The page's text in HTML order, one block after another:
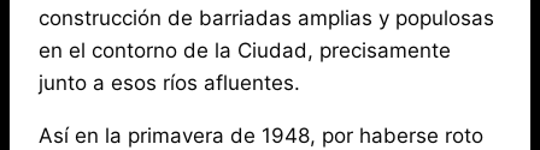
construcción de barriadas amplias y populosas
en el contorno de la Ciudad, precisamente
junto a esos ríos afluentes.
Así en la primavera de 1948, por haberse roto